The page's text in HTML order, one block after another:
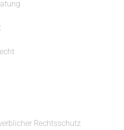
Rechtsschutz